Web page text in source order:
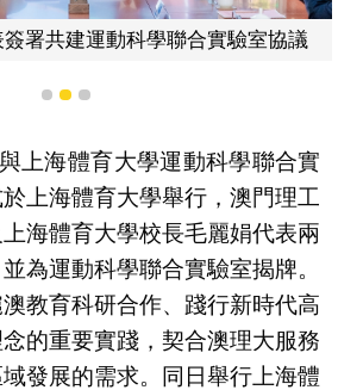
學聯合實驗室協議
1 2 3
上海體育大學運動科學聯合實
上海體育大學舉行，澳門理工
海體育大學校長毛麗娟代表兩
為運動科學聯合實驗室揭牌。
教育科研合作、踐行新時代高
的重要實踐，契合澳理大服務
發展的需求。同日舉行上海體